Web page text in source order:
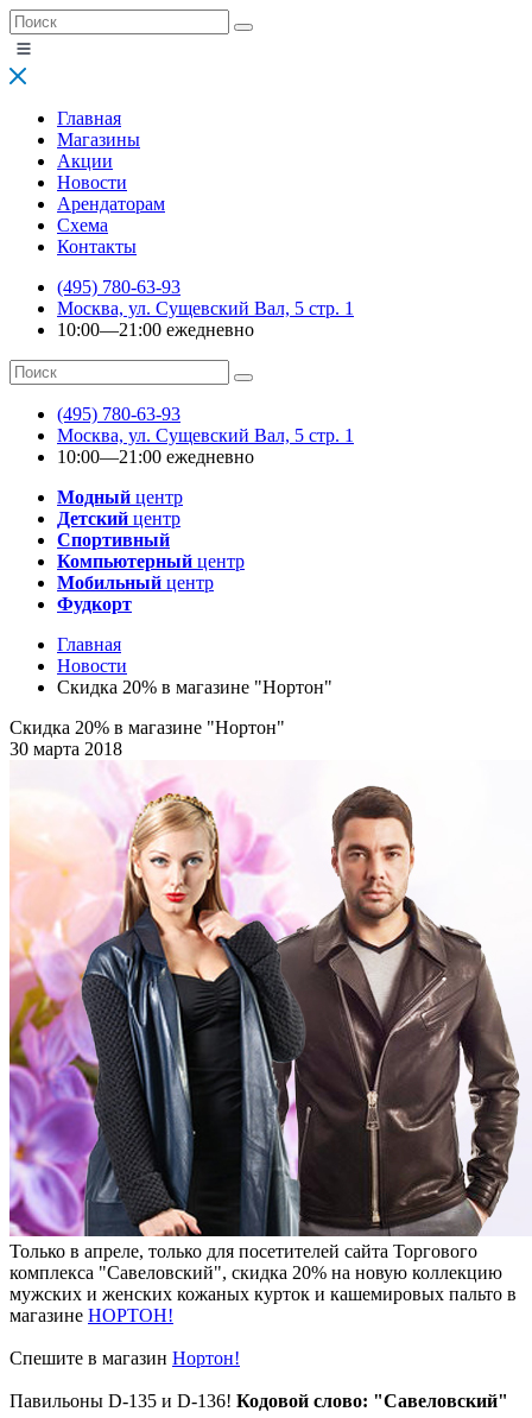
Главная
Магазины
Акции
Новости
Арендаторам
Схема
Контакты
(495) 780-63-93
Москва, ул. Сущевский Вал, 5 стр. 1
10:00—21:00 ежедневно
(495) 780-63-93
Москва, ул. Сущевский Вал, 5 стр. 1
10:00—21:00 ежедневно
Модный центр
Детский центр
Спортивный
Компьютерный центр
Мобильный центр
Фудкорт
Главная
Новости
Скидка 20% в магазине "Нортон"
Скидка 20% в магазине "Нортон"
30 марта 2018
Только в апреле, только для посетителей сайта Торгового
комплекса "Савеловский", скидка 20% на новую коллекцию
мужских и женских кожаных курток и кашемировых пальто в
магазине НОРТОН!
Спешите в магазин Нортон!
Павильоны D-135 и D-136! Кодовой слово: "Савеловский"